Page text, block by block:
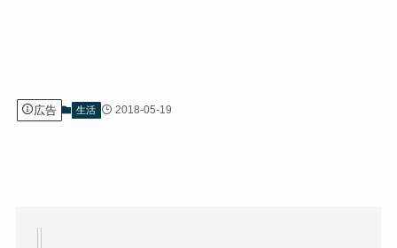
広告 生活 2018-05-19